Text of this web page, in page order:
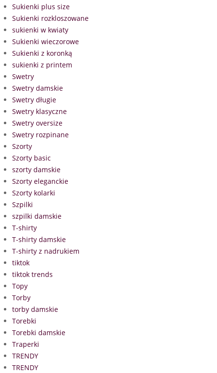
Sukienki plus size
Sukienki rozkloszowane
sukienki w kwiaty
Sukienki wieczorowe
Sukienki z koronką
sukienki z printem
Swetry
Swetry damskie
Swetry długie
Swetry klasyczne
Swetry oversize
Swetry rozpinane
Szorty
Szorty basic
szorty damskie
Szorty eleganckie
Szorty kolarki
Szpilki
szpilki damskie
T-shirty
T-shirty damskie
T-shirty z nadrukiem
tiktok
tiktok trends
Topy
Torby
torby damskie
Torebki
Torebki damskie
Traperki
TRENDY
TRENDY